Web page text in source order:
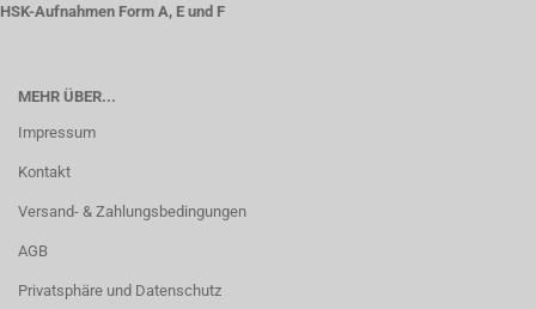
HSK-Aufnahmen Form A, E und F
MEHR ÜBER...
Impressum
Kontakt
Versand- & Zahlungsbedingungen
AGB
Privatsphäre und Datenschutz